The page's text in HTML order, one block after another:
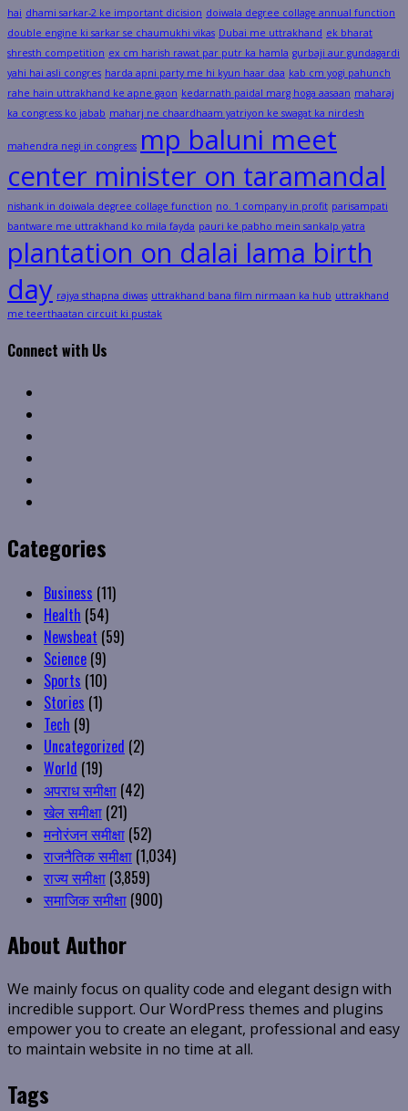
hai dhami sarkar-2 ke important dicision doiwala degree collage annual function
double engine ki sarkar se chaumukhi vikas Dubai me uttrakhand ek bharat
shresth competition ex cm harish rawat par putr ka hamla gurbaji aur gundagardi
yahi hai asli congres harda apni party me hi kyun haar daa kab cm yogi pahunch
rahe hain uttrakhand ke apne gaon kedarnath paidal marg hoga aasaan maharaj
ka congress ko jabab maharj ne chaardhaam yatriyon ke swagat ka nirdesh
mahendra negi in congress mp baluni meet
center minister on taramandal
nishank in doiwala degree collage function no. 1 company in profit parisampati
bantware me uttrakhand ko mila fayda pauri ke pabho mein sankalp yatra
plantation on dalai lama birth
day rajya sthapna diwas uttrakhand bana film nirmaan ka hub uttrakhand
me teerthaatan circuit ki pustak
Connect with Us
Categories
Business (11)
Health (54)
Newsbeat (59)
Science (9)
Sports (10)
Stories (1)
Tech (9)
Uncategorized (2)
World (19)
अपराध समीक्षा (42)
खेल समीक्षा (21)
मनोरंजन समीक्षा (52)
राजनैतिक समीक्षा (1,034)
राज्य समीक्षा (3,859)
समाजिक समीक्षा (900)
About Author
We mainly focus on quality code and elegant design with
incredible support. Our WordPress themes and plugins
empower you to create an elegant, professional and easy
to maintain website in no time at all.
Tags